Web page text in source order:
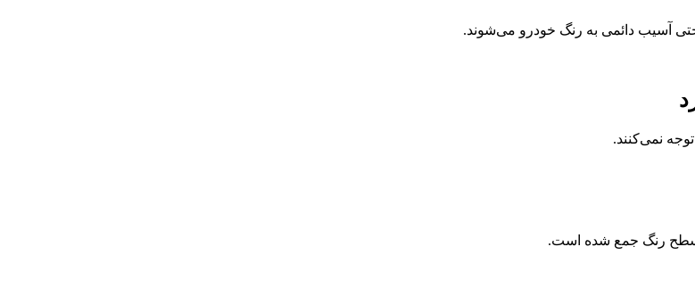
حتی آسیب دائمی به رنگ خودرو می‌شوند.
نمی‌کنند.
سطح رنگ جمع شده است.